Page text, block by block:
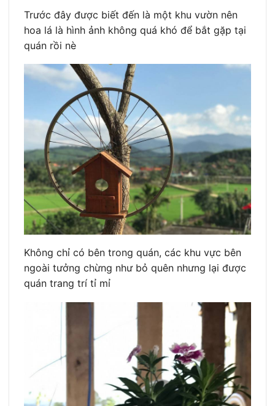
Trước đây được biết đến là một khu vườn nên
hoa lá là hình ảnh không quá khó để bắt gặp tại
quán rồi nè
Không chỉ có bên trong quán, các khu vực bên
ngoài tưởng chừng như bỏ quên nhưng lại được
quán trang trí tỉ mỉ